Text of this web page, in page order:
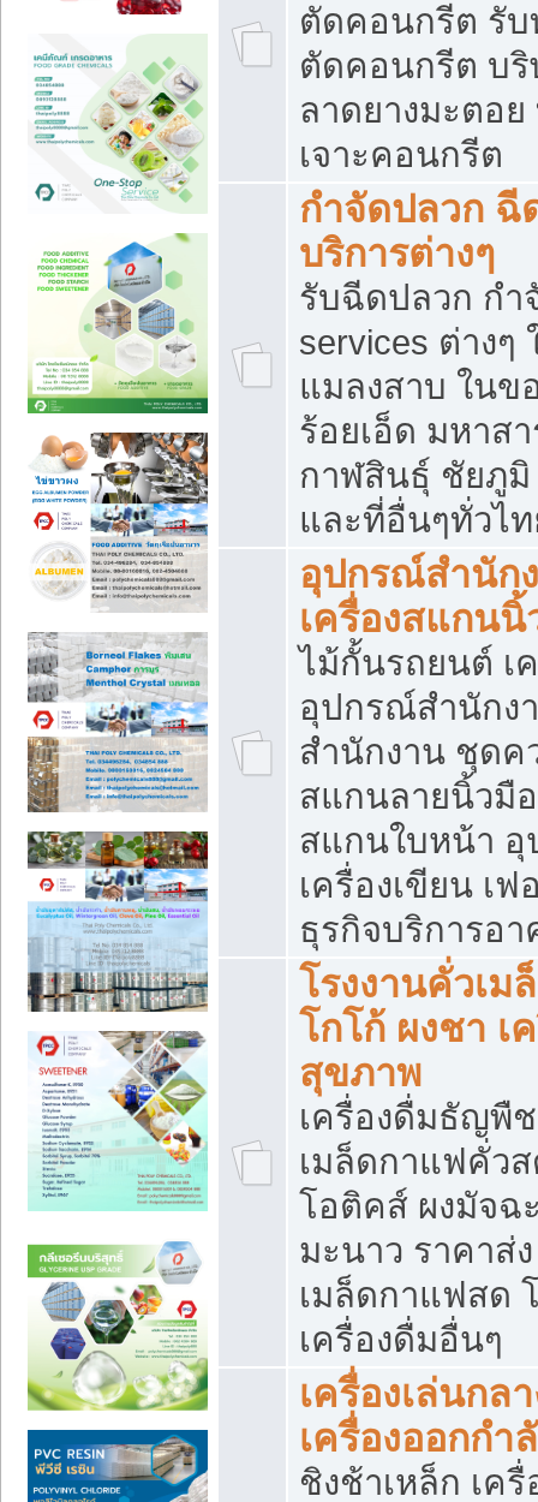
ตัดคอนกรีต รับ
ตัดคอนกรีต บริ
ลาดยางมะตอ
เจาะคอนกรีต
กำจัดปลวก ฉี
บริการต่างๆ
รับฉีดปลวก กำ
services ต่าง
แมลงสาบ ใน
ร้อยเอ็ด มหาส
กาฬสินธุ์ ชัยภู
และที่อื่นๆทั่วไ
อุปกรณ์สำนัก
เครื่องสแกนนิ้
ไม้กั้นรถยนต์ เ
อุปกรณ์สำนักง
สำนักงาน ชุดค
สแกนลายนิ้วมื
สแกนใบหน้า
เครื่องเขียน เ
ธุรกิจบริการอ
โรงงานคั่วเม
โกโก้ ผงชา เ
สุขภาพ
เครื่องดื่มธัญพื
เมล็ดกาแฟคั่ว
โอติคส์ ผงมัจฉ
มะนาว ราคาส่
เมล็ดกาแฟสด
เครื่องดื่มอื่นๆ
เครื่องเล่นกล
เครื่องออกกำ
ชิงช้าเหล็ก เค